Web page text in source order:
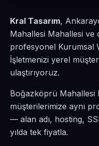
Kral Tasarım,
Mahallesi Mahallesi ve
profesyonel Kurumsal
İşletmenizi yerel
ulaştırıyoruz.
Boğazköprü Mahallesi
müşterilerimize aynı
— alan adı, hosting,
yılda tek fiyatla.